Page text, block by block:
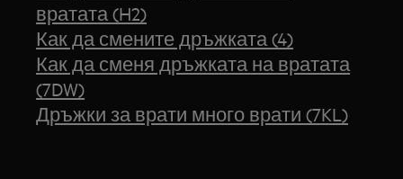
вратата (H2)
Как да смените дръжката (4)
Как да сменя дръжката на вратата
(7DW)
Дръжки за врати много врати (7KL)